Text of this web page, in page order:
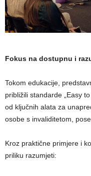
Fokus na dostupnu i
Tokom edukacije,
približili standarde „Easy
od ključnih alata za
osobe s invaliditetom,
Kroz praktične primjere i
priliku razumjeti: